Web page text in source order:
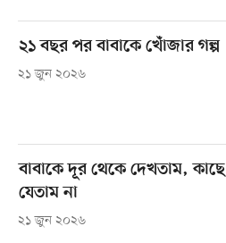
২১ বছর পর বাবাকে খোঁজার গল্প
২১ জুন ২০২৬
বাবাকে দূর থেকে দেখতাম, কাছে
যেতাম না
২১ জুন ২০২৬